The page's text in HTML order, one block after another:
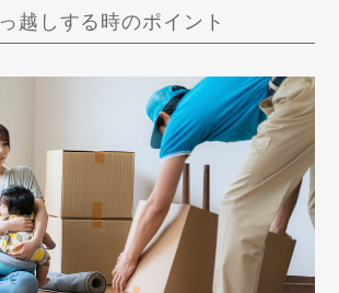
越しする時のポイント